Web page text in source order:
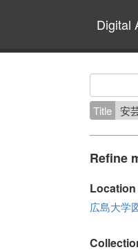
Digital
Title 安
Refine
Location
広島大学